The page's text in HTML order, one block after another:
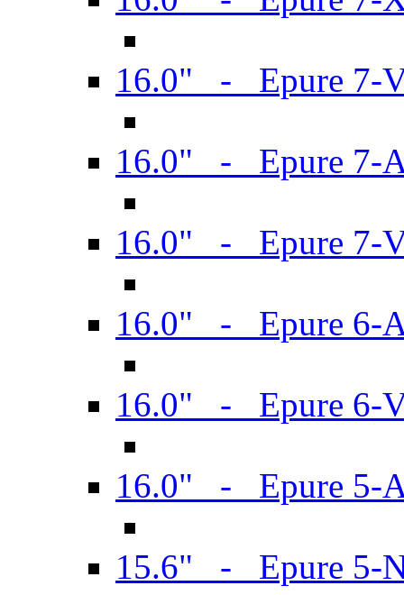
16.0" - Epure 7-
16.0" - Epure 7-
16.0" - Epure 7-
16.0" - Epure 6-
16.0" - Epure 6-
16.0" - Epure 5-
15.6" - Epure 5-